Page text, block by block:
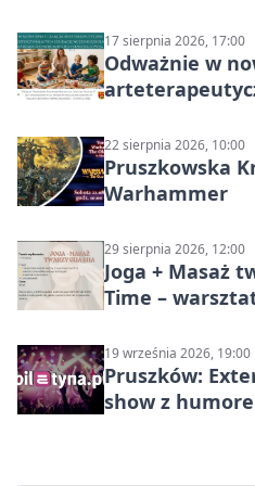
17 sierpnia 2026, 17:00
Odważnie w
22 sierpnia 2026, 10:00
Pruszkowska
Warhammer
29 sierpnia 2026, 12:00
Joga + Masaż
Time –
19 września 2026, 19:00
Pruszków:
show z